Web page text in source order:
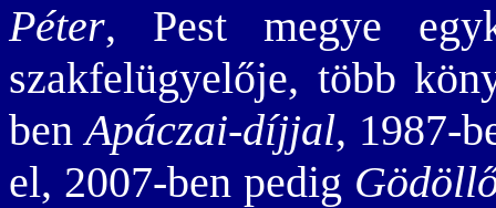
Péter, Pest megye
szakfelügyelője, több
benApáczai-díjjal, 1987-
el, 2007-ben pedig